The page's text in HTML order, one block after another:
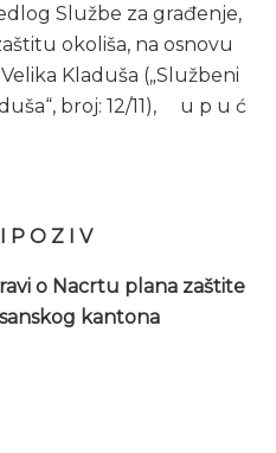
Službe za građenje,
okoliša, na osnovu
Kladuša („Službeni
broj: 12/11), u p u ć
P O Z I V
o Nacrtu plana zaštite
kantona